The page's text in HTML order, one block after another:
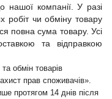
нашої компанії. У разі
робіт чи обміну товару
повна сума товару. Усі
та відправкою
обмін товарів
прав споживачів».
протягом 14 днів після